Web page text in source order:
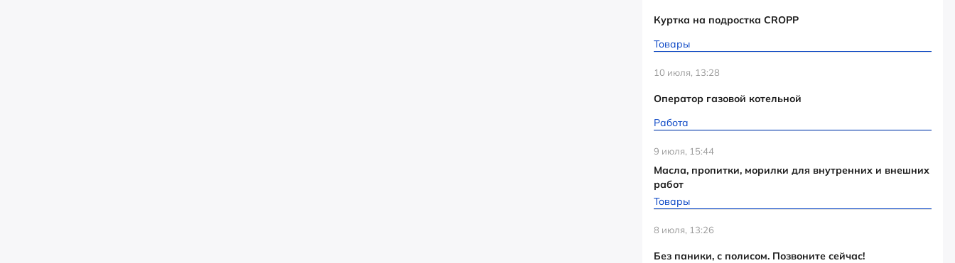
Куртка на подростка CROPP
Товары
10 июля, 13:28
Оператор газовой котельной
Работа
9 июля, 15:44
Масла, пропитки, морилки для внутренних и внешних
работ
Товары
8 июля, 13:26
Без паники, с полисом. Позвоните сейчас!